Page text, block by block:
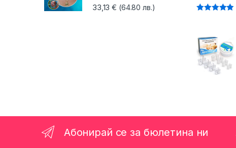
33,13€ (64.80 лв.)
Абонирай се за бюлетина ни